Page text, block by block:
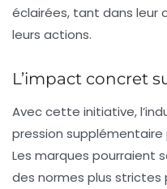
éclairées, tant dans leur
leurs actions.
L’impact concret
Avec cette initiative,
pression
Les marques pourraient
des normes plus strictes